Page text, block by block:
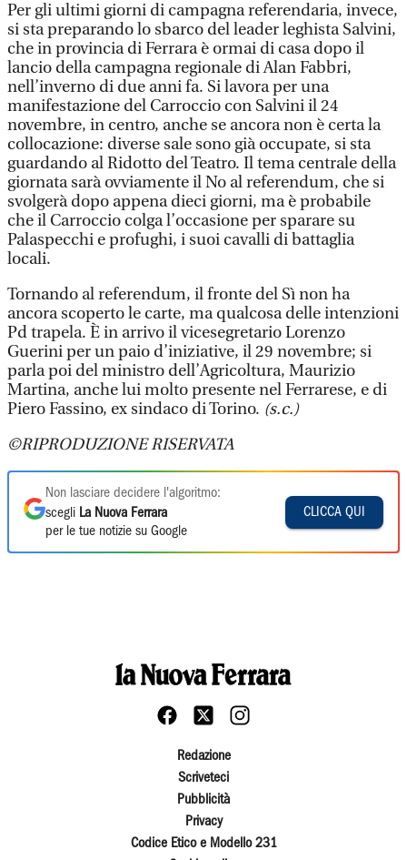
Per gli ultimi giorni di campagna referendaria, invece,
si sta preparando lo sbarco del leader leghista Salvini,
che in provincia di Ferrara è ormai di casa dopo il
lancio della campagna regionale di Alan Fabbri,
nell’inverno di due anni fa. Si lavora per una
manifestazione del Carroccio con Salvini il 24
novembre, in centro, anche se ancora non è certa la
collocazione: diverse sale sono già occupate, si sta
guardando al Ridotto del Teatro. Il tema centrale della
giornata sarà ovviamente il No al referendum, che si
svolgerà dopo appena dieci giorni, ma è probabile
che il Carroccio colga l’occasione per sparare su
Palaspecchi e profughi, i suoi cavalli di battaglia
locali.
Tornando al referendum, il fronte del Sì non ha
ancora scoperto le carte, ma qualcosa delle intenzioni
Pd trapela. È in arrivo il vicesegretario Lorenzo
Guerini per un paio d’iniziative, il 29 novembre; si
parla poi del ministro dell’Agricoltura, Maurizio
Martina, anche lui molto presente nel Ferrarese, e di
Piero Fassino, ex sindaco di Torino. (s.c.)
©RIPRODUZIONE RISERVATA
Non lasciare decidere l'algoritmo:
scegli La Nuova Ferrara
per le tue notizie su Google
CLICCA QUI
Redazione
Scriveteci
Pubblicità
Privacy
Codice Etico e Modello 231